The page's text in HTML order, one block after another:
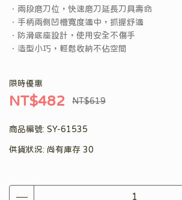
．兩段磨刀位，快速磨刀延長刀具壽命
．手柄兩側凹槽寬度適中，抓握舒適
．防滑底座設計，使用安全不傷手
．造型小巧，輕鬆收納不佔空間
限時優惠
NT$482 NT$619
商品編號: SY-61535
供貨狀況: 尚有庫存 30